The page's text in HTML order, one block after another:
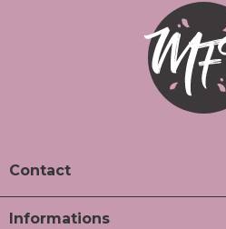
Contact
Informations